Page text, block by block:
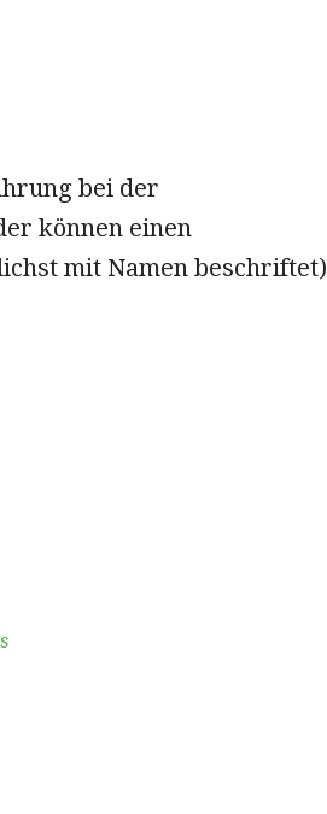
bei der
können einen
mit Namen beschriftet)